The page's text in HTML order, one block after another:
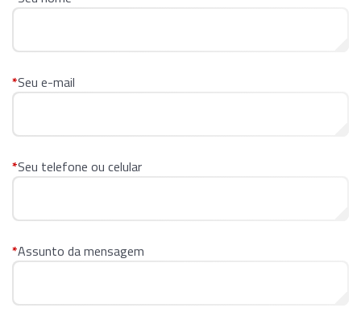
*Seu e-mail
*Seu telefone ou celular
*Assunto da mensagem